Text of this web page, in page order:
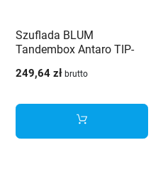
Szuflada BLUM
Tandembox Antaro TIP-
wysoka H-199 biała 30kg
249,64 zł brutto